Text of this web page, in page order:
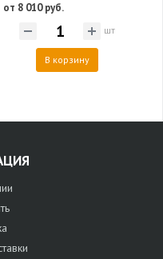
от 8 010 руб.
шт
В корзину